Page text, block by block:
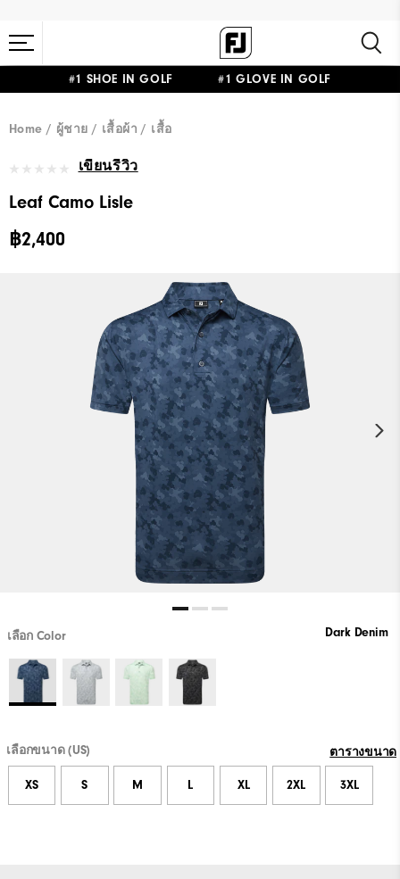
#1 SHOE IN GOLF #1 GLOVE IN GOLF
Home ผู้ชาย เสื้อผ้า เสื้อ
เขียนรีวิว
Leaf Camo Lisle
฿2,400
เลือก Color Dark Denim
เลือกขนาด (US) ตารางขนาด
XS S M L XL 2XL 3XL